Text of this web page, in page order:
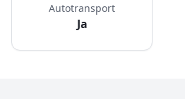
Autotransport
Ja